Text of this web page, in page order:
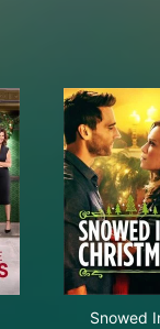
Snowed